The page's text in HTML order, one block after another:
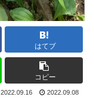
はてブ
コピー
2022.09.16 2022.09.08